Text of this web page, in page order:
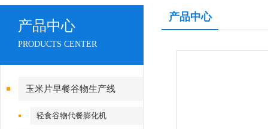
产品中心
PRODUCTS CENTER
玉米片早餐谷物生产线
轻食谷物代餐膨化机
产品中心